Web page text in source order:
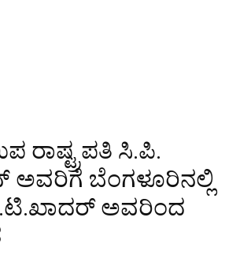
ರಾಷ್ಟ್ರಪತಿ ಸಿ.ಪಿ.
ಅವರಿಗೆ ಬೆಂಗಳೂರಿನಲ್ಲಿ
ಅವರಿಂದ